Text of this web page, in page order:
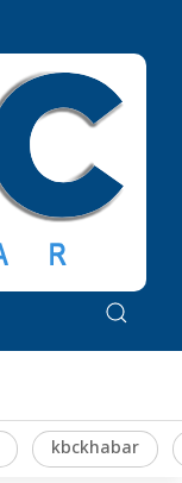
kbckhabar